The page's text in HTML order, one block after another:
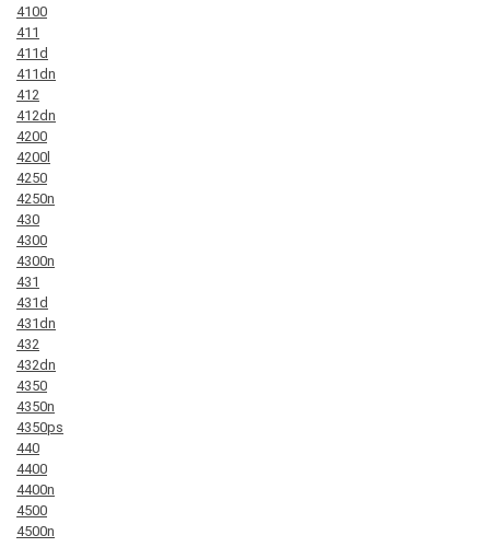
4100
411
411d
411dn
412
412dn
4200
4200l
4250
4250n
430
4300
4300n
431
431d
431dn
432
432dn
4350
4350n
4350ps
440
4400
4400n
4500
4500n